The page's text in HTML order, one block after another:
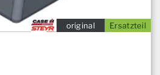
Ersatzteil
original